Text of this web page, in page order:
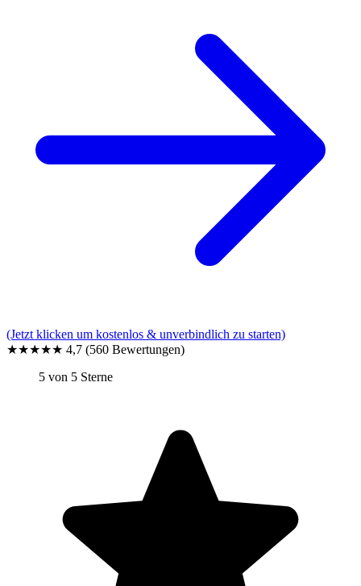
(Jetzt klicken um kostenlos & unverbindlich zu starten)
★★★★★ 4,7 (560 Bewertungen)
5 von 5 Sterne